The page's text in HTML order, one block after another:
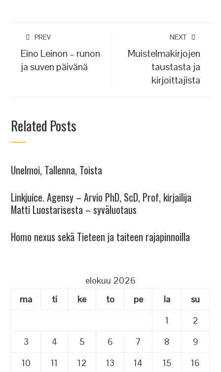
PREV
Eino Leinon – runon
ja suven päivänä
NEXT
Muistelmakirjojen
taustasta ja
kirjoittajista
Related Posts
Unelmoi, Tallenna, Toista
Linkjuice. Agensy – Arvio PhD, ScD, Prof, kirjailija
Matti Luostarisesta – syväluotaus
Homo nexus sekä Tieteen ja taiteen rajapinnoilla
elokuu 2026
ma
ti ke to pe la
su
1
2
3
4 5 6 7 8
9
10
11 12 13 14 15
16